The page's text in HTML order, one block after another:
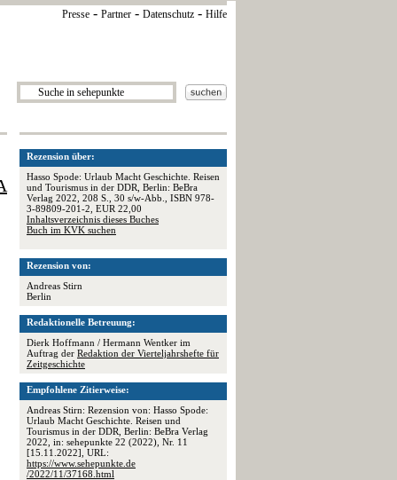
Presse - Partner - Datenschutz - Hilfe
Rezension über:
Hasso Spode: Urlaub Macht Geschichte. Reisen
und Tourismus in der DDR, Berlin: BeBra
Verlag 2022, 208 S., 30 s/w-Abb., ISBN 978-
3-89809-201-2, EUR 22,00
Inhaltsverzeichnis dieses Buches
Buch im KVK suchen
Rezension von:
Andreas Stirn
Berlin
Redaktionelle Betreuung:
Dierk Hoffmann / Hermann Wentker im
Auftrag der Redaktion der Vierteljahrshefte für
Zeitgeschichte
Empfohlene Zitierweise:
Andreas Stirn: Rezension von: Hasso Spode:
Urlaub Macht Geschichte. Reisen und
Tourismus in der DDR, Berlin: BeBra Verlag
2022, in: sehepunkte 22 (2022), Nr. 11
[15.11.2022], URL:
https://www.sehepunkte.de
/2022/11/37168.html